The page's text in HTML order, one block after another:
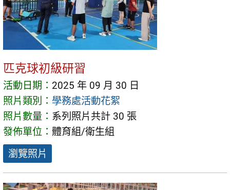
匹克球初級研習
活動日期： 2025 年 09 月 30 日
照片類別： 學務處活動花絮
照片數量： 系列照片共計 30 張
發佈單位： 體育組/衛生組
瀏覽照片